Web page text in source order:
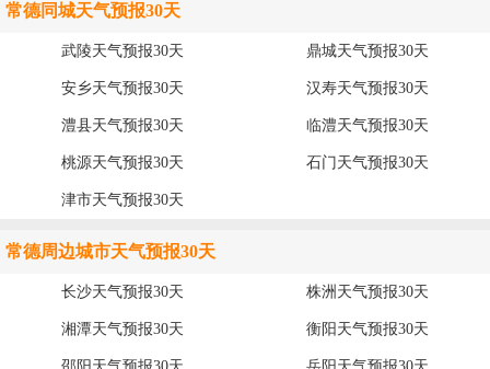
常德同城天气预报30天
武陵天气预报30天 鼎城天气预报30天
安乡天气预报30天 汉寿天气预报30天
澧县天气预报30天 临澧天气预报30天
桃源天气预报30天 石门天气预报30天
津市天气预报30天
常德周边城市天气预报30天
长沙天气预报30天 株洲天气预报30天
湘潭天气预报30天 衡阳天气预报30天